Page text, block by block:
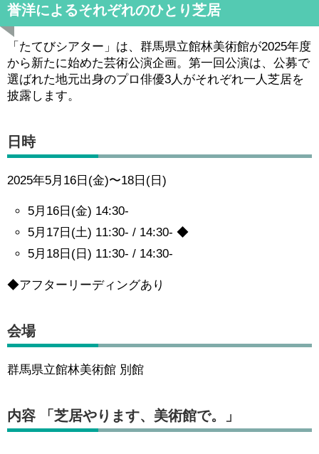
誉洋によるそれぞれのひとり芝居
「たてびシアター」は、群馬県立館林美術館が2025年度
から新たに始めた芸術公演企画。第一回公演は、公募で
選ばれた地元出身のプロ俳優3人がそれぞれ一人芝居を
披露します。
日時
2025年5月16日(金)〜18日(日)
5月16日(金) 14:30-
5月17日(土) 11:30- / 14:30- ◆
5月18日(日) 11:30- / 14:30-
◆アフターリーディングあり
会場
群馬県立館林美術館 別館
内容 「芝居やります、美術館で。」